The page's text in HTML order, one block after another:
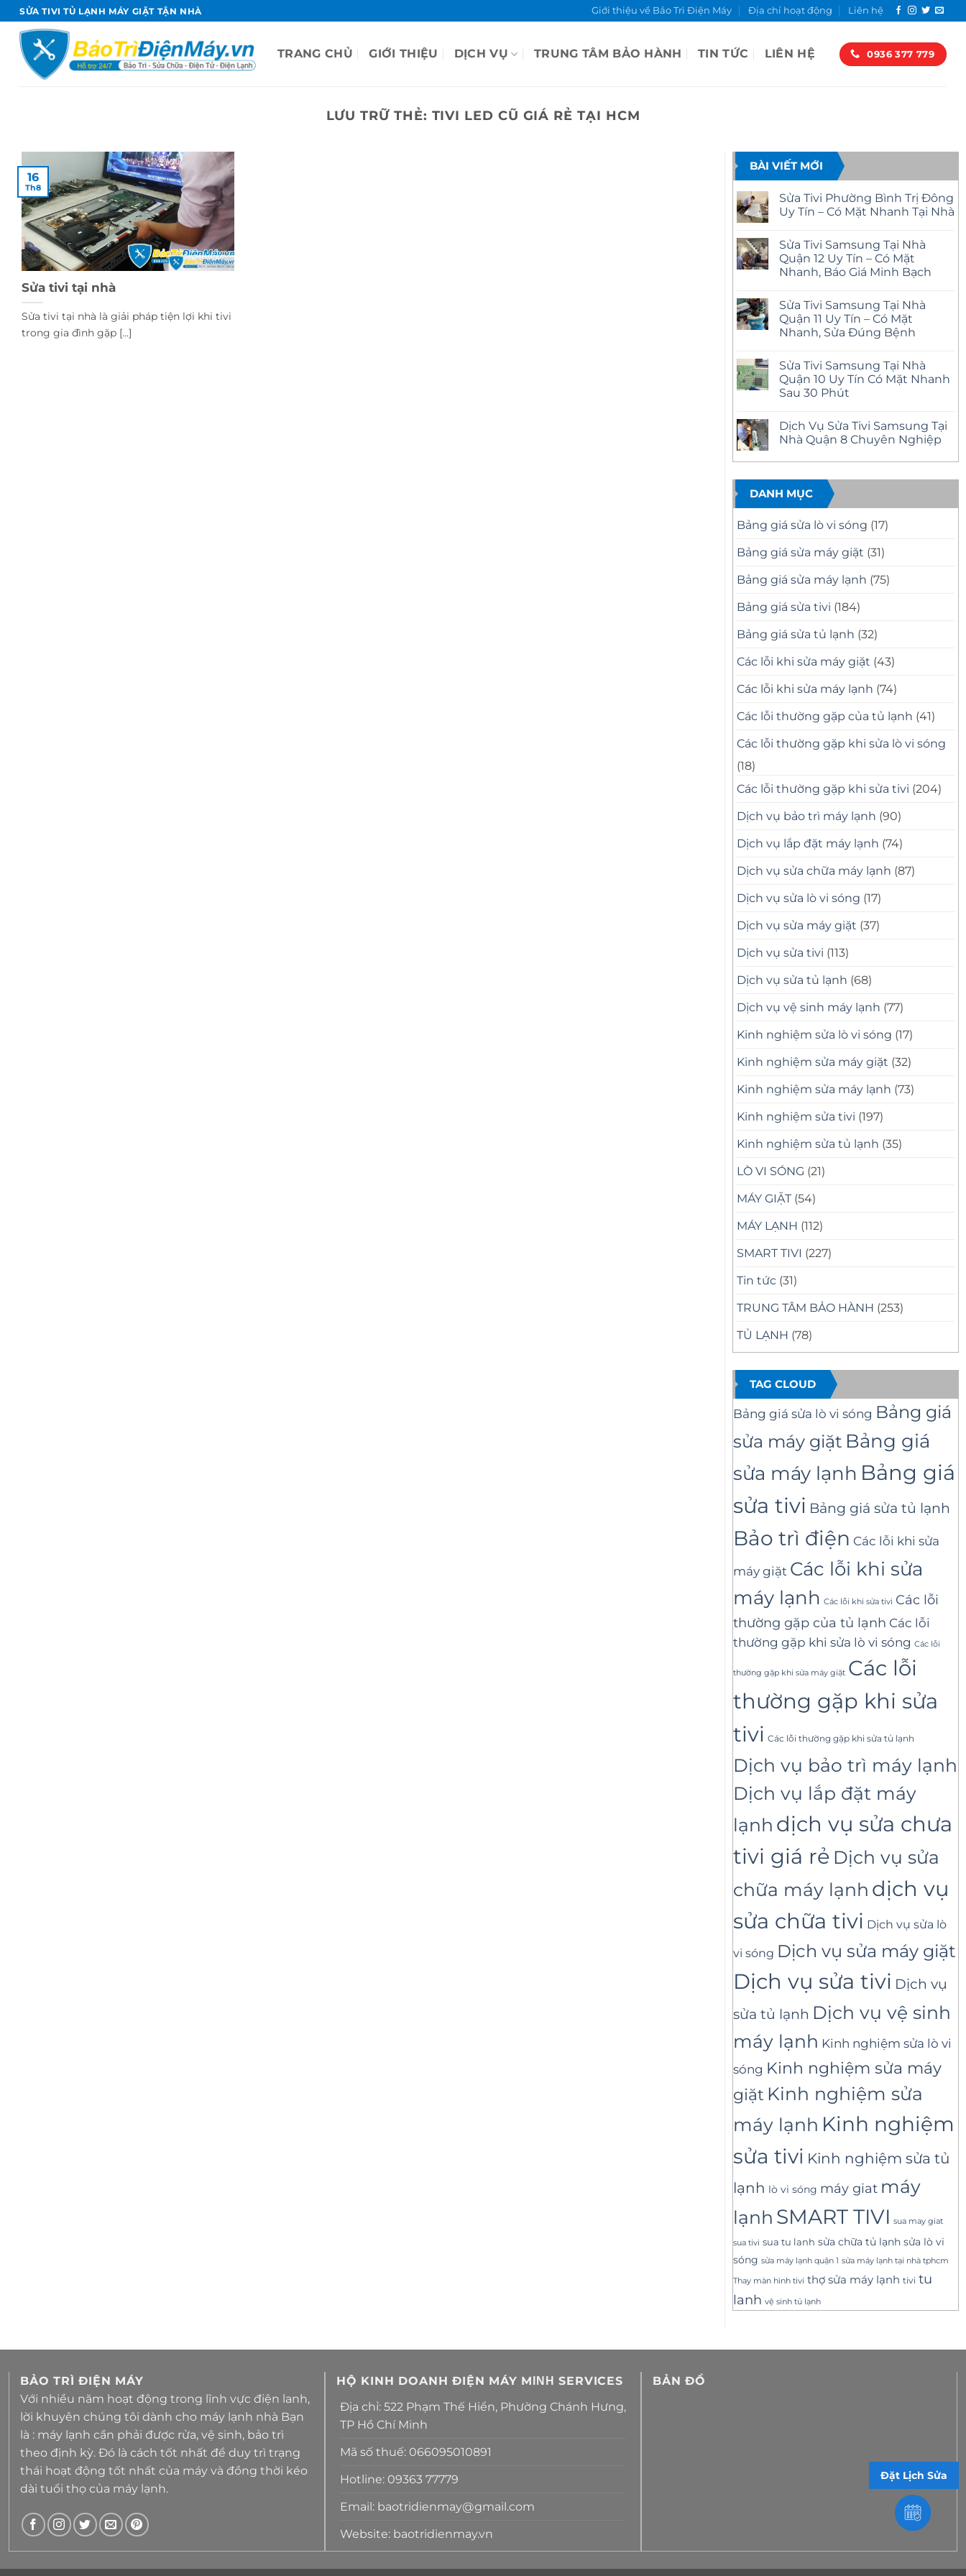
qua
dung
SỬA TIVI TỦ LẠNH MÁY GIẶT TẬN NHÀ Giới thiệu về Bảo Trì Điện Máy Địa chỉ hoạt động Liên hệ
TRANG CHỦ GIỚI THIỆU DỊCH VỤ TRUNG TÂM BẢO HÀNH TIN TỨC LIÊN HỆ 0936 377 779
LƯU TRỮ THẺ: TIVI LED CŨ GIÁ RẺ TẠI HCM
Sửa tivi tại nhà
Sửa tivi tại nhà là giải pháp tiện lợi khi tivi
trong gia đình gặp [...]
16
Th8
BÀI VIẾT MỚI
Sửa Tivi Phường Bình Trị Đông
Uy Tín – Có Mặt Nhanh Tại Nhà
bình
luận
ở
Sửa
Bình
Trị
Đông
Uy
Tín
Mặt
Nhanh
Tại
Nhà
Sửa Tivi Samsung Tại Nhà
Quận 12 Uy Tín – Có Mặt
Nhanh, Báo Giá Minh Bạch
bình
luận
ở
Sửa
Tại
Nhà
Quận
12
Uy
Có
Mặt
Nhanh,
Giá
Bạch
Sửa Tivi Samsung Tại Nhà
Quận 11 Uy Tín – Có Mặt
Nhanh, Sửa Đúng Bệnh
bình
luận
ở
Sửa
Tại
Nhà
Quận
–
Mặt
Đúng
Sửa Tivi Samsung Tại Nhà
Quận 10 Uy Tín Có Mặt Nhanh
Sau 30 Phút
bình
luận
ở
Tivi
Tại
Nhà
Quận
10
Uy
Tín
Mặt
Nhanh
30
Phút
Dịch Vụ Sửa Tivi Samsung Tại
Nhà Quận 8 Chuyên Nghiệp
có
luận
ở
Dịch
Vụ
Sửa
Tivi
Tại
Nhà
8
Chuyên
DANH MỤC
Bảng giá sửa lò vi sóng (17)
Bảng giá sửa máy giặt (31)
Bảng giá sửa máy lạnh (75)
Bảng giá sửa tivi (184)
Bảng giá sửa tủ lạnh (32)
Các lỗi khi sửa máy giặt (43)
Các lỗi khi sửa máy lạnh (74)
Các lỗi thường gặp của tủ lạnh (41)
Các lỗi thường gặp khi sửa lò vi sóng
(18)
Các lỗi thường gặp khi sửa tivi (204)
Dịch vụ bảo trì máy lạnh (90)
Dịch vụ lắp đặt máy lạnh (74)
Dịch vụ sửa chữa máy lạnh (87)
Dịch vụ sửa lò vi sóng (17)
Dịch vụ sửa máy giặt (37)
Dịch vụ sửa tivi (113)
Dịch vụ sửa tủ lạnh (68)
Dịch vụ vệ sinh máy lạnh (77)
Kinh nghiệm sửa lò vi sóng (17)
Kinh nghiệm sửa máy giặt (32)
Kinh nghiệm sửa máy lạnh (73)
Kinh nghiệm sửa tivi (197)
Kinh nghiệm sửa tủ lạnh (35)
LÒ VI SÓNG (21)
MÁY GIẶT (54)
MÁY LẠNH (112)
SMART TIVI (227)
Tin tức (31)
TRUNG TÂM BẢO HÀNH (253)
TỦ LẠNH (78)
TAG CLOUD
Bảng giá sửa lò vi sóng Bảng giá
sửa máy giặt Bảng giá
sửa máy lạnh Bảng giá
sửa tivi Bảng giá sửa tủ lạnh
Bảo trì điện Các lỗi khi sửa
máy giặt Các lỗi khi sửa
máy lạnh Các lỗi khi sửa tivi Các lỗi
thường gặp của tủ lạnh Các lỗi
thường gặp khi sửa lò vi sóng Các lỗi
thường gặp khi sửa máy giặt Các lỗi
thường gặp khi sửa
tivi Các lỗi thường gặp khi sửa tủ lạnh
Dịch vụ bảo trì máy lạnh
Dịch vụ lắp đặt máy
lạnh dịch vụ sửa chưa
tivi giá rẻ Dịch vụ sửa
chữa máy lạnh dịch vụ
sửa chữa tivi Dịch vụ sửa lò
vi sóng Dịch vụ sửa máy giặt
Dịch vụ sửa tivi Dịch vụ
sửa tủ lạnh Dịch vụ vệ sinh
máy lạnh Kinh nghiệm sửa lò vi
sóng Kinh nghiệm sửa máy
giặt Kinh nghiệm sửa
máy lạnh Kinh nghiệm
sửa tivi Kinh nghiệm sửa tủ
lạnh lò vi sóng máy giat máy
lạnh SMART TIVI sua may giat
sua tivi sua tu lanh sửa chữa tủ lạnh sửa lò vi
sóng sửa máy lạnh quận 1 sửa máy lạnh tại nhà tphcm
Thay màn hình tivi thợ sửa máy lạnh tivi tu
lanh vệ sinh tủ lạnh
BẢO TRÌ ĐIỆN MÁY
Với nhiều năm hoạt động trong lĩnh vực điện lanh,
lời khuyên chúng tôi dành cho máy lạnh nhà Bạn
là : máy lạnh cần phải được rửa, vệ sinh, bảo trì
theo định kỳ. Đó là cách tốt nhất để duy trì trạng
thái hoạt động tốt nhất của máy và đồng thời kéo
dài tuổi thọ của máy lạnh.
HỘ KINH DOANH ĐIỆN MÁY MΙΝΗ SERVICES
Địa chỉ: 522 Phạm Thế Hiển, Phường Chánh Hưng,
TP Hồ Chí Minh
Mã số thuế: 066095010891
Hotline: 09363 77779
Email: baotridienmay@gmail.com
Website: baotridienmay.vn
BẢN ĐỒ
Đặt Lịch Sửa